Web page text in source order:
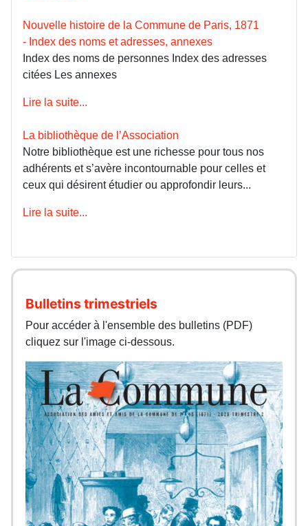
Nouvelle histoire de la Commune de Paris, 1871
- Index des noms et adresses, annexes
Index des noms de personnes Index des adresses
citées Les annexes
Lire la suite...
La bibliothèque de l’Association
Notre bibliothèque est une richesse pour tous nos
adhérents et s’avère incontournable pour celles et
ceux qui désirent étudier ou approfondir leurs...
Lire la suite...
Bulletins trimestriels
Pour accéder à l'ensemble des bulletins (PDF)
cliquez sur l'image ci-dessous.